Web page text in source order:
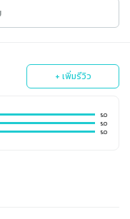
+ เพิ่มรีวิว
5.0
5.0
5.0